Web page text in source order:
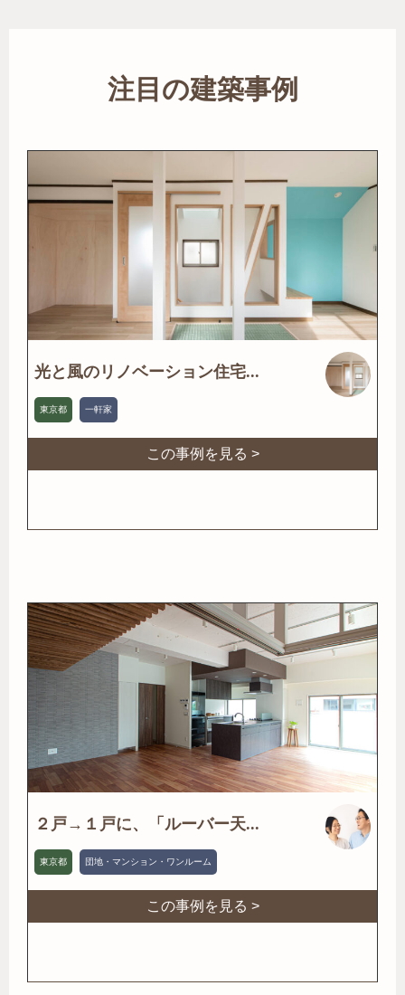
注目の建築事例
光と風のリノベーション住宅...
東京都 一軒家
この事例を見る >
２戸→１戸に、「ルーバー天...
東京都 団地・マンション・ワンルーム
この事例を見る >